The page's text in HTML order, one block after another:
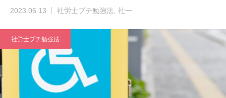
2023.06.13
社労士プチ勉強法 社一
社労士プチ勉強法